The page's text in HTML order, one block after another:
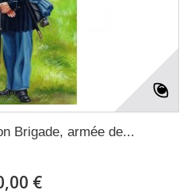
Brigade, armée de...
€